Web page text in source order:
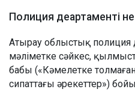
Полиция деартаменті
Атырау облыстық полиция
мәліметке сәйкес,
бабы («Кәмелетке
сипаттағы әрекеттер»)